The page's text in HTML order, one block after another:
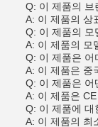
Q: 이 제품의 브
A: 이 제품의 상
Q: 이 제품의 모
A: 이 제품의 모
Q: 이 제품은 어
A: 이 제품은 중
Q: 이 제품은 어
A: 이 제품은
Q: 이 제품에 대
A: 이 제품의 최